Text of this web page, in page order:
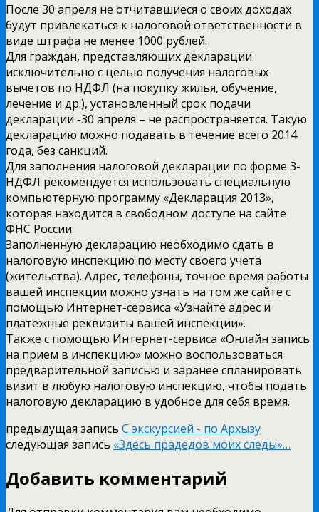
После 30 апреля не отчитавшиеся о своих доходах
будут привлекаться к налоговой ответственности в
виде штрафа не менее 1000 рублей.
Для граждан, представляющих декларации
исключительно с целью получения налоговых
вычетов по НДФЛ (на покупку жилья, обучение,
лечение и др.), установленный срок подачи
декларации -30 апреля – не распространяется. Такую
декларацию можно подавать в течение всего 2014
года, без санкций.
Для заполнения налоговой декларации по форме 3-
НДФЛ рекомендуется использовать специальную
компьютерную программу «Декларация 2013»,
которая находится в свободном доступе на сайте
ФНС России.
Заполненную декларацию необходимо сдать в
налоговую инспекцию по месту своего учета
(жительства). Адрес, телефоны, точное время работы
вашей инспекции можно узнать на том же сайте с
помощью Интернет-сервиса «Узнайте адрес и
платежные реквизиты вашей инспекции».
Также с помощью Интернет-сервиса «Онлайн запись
на прием в инспекцию» можно воспользоваться
предварительной записью и заранее спланировать
визит в любую налоговую инспекцию, чтобы подать
налоговую декларацию в удобное для себя время.
предыдущая запись С экскурсией - по Архызу
следующая запись «Здесь прадедов моих следы»…
Добавить комментарий